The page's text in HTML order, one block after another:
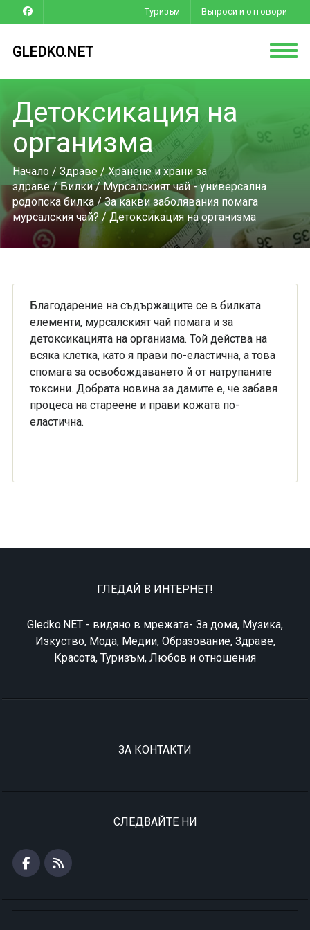
Туризъм Въпроси и отговори
GLEDKO.NET
Детоксикация на
организма
Начало/ Здраве/Хранене и храни за
здраве/Билки/Мурсалският чай - универсална
родопска билка/За какви заболявания помага
мурсалския чай? / Детоксикация на организма
Благодарение на съдържащите се в билката
елементи, мурсалският чай помага и за
детоксикацията на организма. Той действа на
всяка клетка, като я прави по-еластична, а това
спомага за освобождаването й от натрупаните
токсини. Добрата новина за дамите е, че забавя
процеса на стареене и прави кожата по-
еластична.
ГЛЕДАЙ В ИНТЕРНЕТ!
Gledko.NET - видяно в мрежата- За дома, Музика,
Изкуство, Мода, Медии, Образование, Здраве,
Красота, Туризъм, Любов и отношения
ЗА КОНТАКТИ
СЛЕДВАЙТЕ НИ